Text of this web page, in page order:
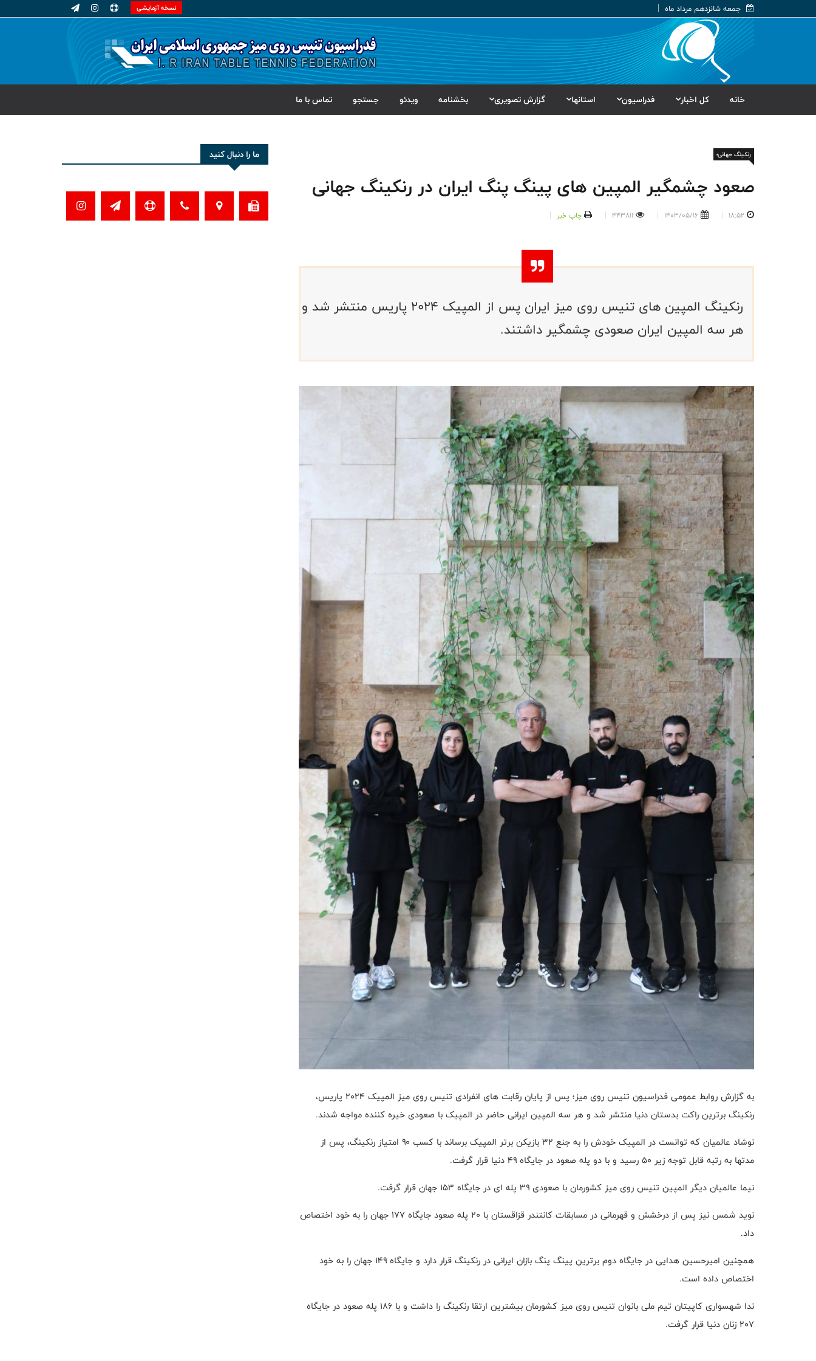
جمعه شانزدهم مرداد ماه نسخه آزمایشی
خانه کل اخبار فدراسیون استانها گزارش تصویری بخشنامه ویدئو جستجو تماس با ما
رنکینگ جهانی؛
صعود چشمگیر المپین های پینگ پنگ ایران در رنکینگ جهانی
18:52
1403/05/16
443811 چاپ خبر
رنکینگ المپین های تنیس روی میز ایران پس از المپیک ۲۰۲۴ پاریس منتشر شد و
هر سه المپین ایران صعودی چشمگیر داشتند.
به گزارش روابط عمومی فدراسیون تنیس روی میز؛ پس از پایان رقابت های انفرادی تنیس روی میز المپیک ۲۰۲۴ پاریس،
رنکینگ برترین راکت بدستان دنیا منتشر شد و هر سه المپین ایرانی حاضر در المپیک با صعودی خیره کننده مواجه شدند.
نوشاد عالمیان که توانست در المپیک خودش را به جنع ۳۲ بازیکن برتر المپیک برساند با کسب ۹۰ امتیاز رنکینگ، پس از
مدتها به رتبه قابل توجه زیر ۵۰ رسید و با دو پله صعود در جایگاه ۴۹ دنیا قرار گرفت.
نیما عالمیان دیگر المپین تنیس روی میز کشورمان با صعودی ۳۹ پله ای در جایگاه ۱۵۳ جهان قرار گرفت.
نوید شمس نیز پس از درخشش و قهرمانی در مسابقات کانتندر قزاقستان با ۲۰ پله صعود جایگاه ۱۷۷ جهان را به خود اختصاص
داد.
همچنین امیرحسین هدایی در جایگاه دوم برترین پینگ پنگ بازان ایرانی در رنکینگ قرار دارد و جایگاه ۱۴۹ جهان را به خود
اختصاص داده است.
ندا شهسواری کاپیتان تیم ملی بانوان تنیس روی میز کشورمان بیشترین ارتقا رنکینگ را داشت و با ۱۸۶ پله صعود در جایگاه
۲۰۷ زنان دنیا قرار گرفت.
ما را دنبال کنید